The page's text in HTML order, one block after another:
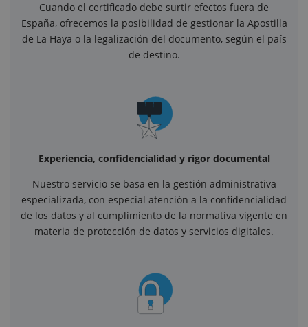
Cuando el certificado debe surtir efectos fuera de
España, ofrecemos la posibilidad de gestionar la Apostilla
de La Haya o la legalización del documento, según el país
de destino.
Experiencia, confidencialidad y rigor documental
Nuestro servicio se basa en la gestión administrativa
especializada, con especial atención a la confidencialidad
de los datos y al cumplimiento de la normativa vigente en
materia de protección de datos y servicios digitales.